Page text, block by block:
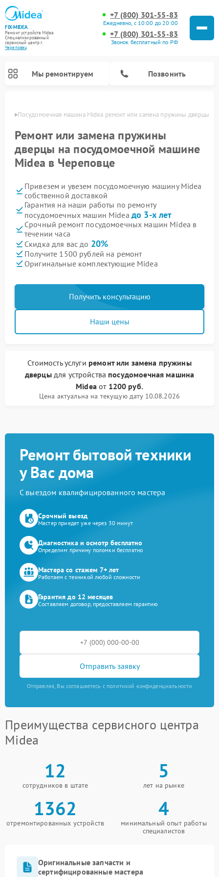
FIX-MIDEA
Ремонт устройств Midea
Специализированный
cервисный центр г.
Череповец
+7 (800) 301-55-83
Ежедневно, с 10:00 до 20:00
+7 (800) 301-55-83
Звонок бесплатный по РФ
Мы ремонтируем Позвонить
Посудомоечная машина Midea ремонт или замена пружины дверцы
Ремонт или замена пружины
дверцы на посудомоечной машине
Midea в Череповце
Привезем и увезем посудомоечную машину Midea
собственной доставкой
Гарантия на наши работы по ремонту
посудомоечных машин Midea до 3-х лет
Срочный ремонт посудомоечных машин Midea в
течении часа
Скидка для вас до 20%
Получите 1500 рублей на ремонт
Оригинальные комплектующие Midea
Получить консультацию
Наши цены
Стоимость услуги ремонт или замена пружины
дверцыдля устройства посудомоечная машина
Mideaот 1200 руб.
Цена актуальна на текущую дату 10.08.2026
Ремонт бытовой техники
у Вас дома
С выездом квалифицированного мастера
Срочный выезд
Мастер приедет уже через 30 минут
Диагностика и осмотр бесплатно
Определим причину поломки бесплатно
Мастера со стажем 7+ лет
Работаем с техникой любой сложности
Гарантия до 12 месяцев
Составляем договор, предоставляем гарантию
Отправить заявку
Отправляя, Вы соглашаетесь с политикой конфиденциальности
Преимущества сервисного центра
Midea
12
сотрудников в штате
5
лет на рынке
1362
отремонтированных устройств
4
минимальный опыт работы
специалистов
Оригинальные запчасти и
сертифицированные мастера